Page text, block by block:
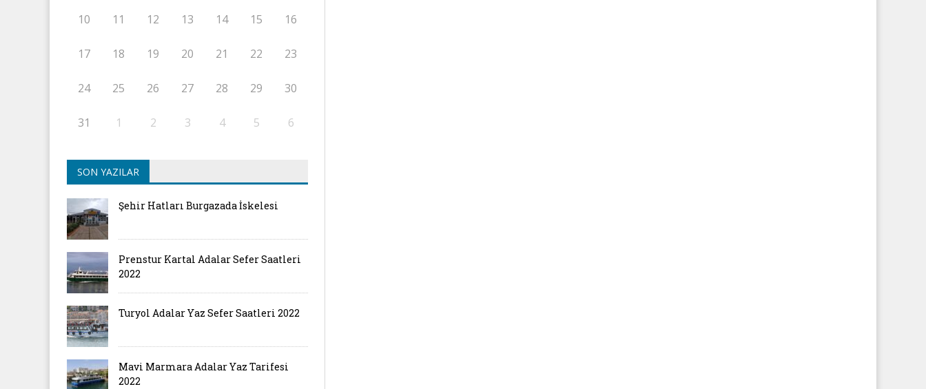
10 11 12 13 14 15 16
17 18 19 20 21 22 23
24 25 26 27 28 29 30
31 1 2 3 4 5 6
SON YAZILAR
Şehir Hatları Burgazada İskelesi
Prenstur Kartal Adalar Sefer Saatleri
2022
Turyol Adalar Yaz Sefer Saatleri 2022
Mavi Marmara Adalar Yaz Tarifesi
2022